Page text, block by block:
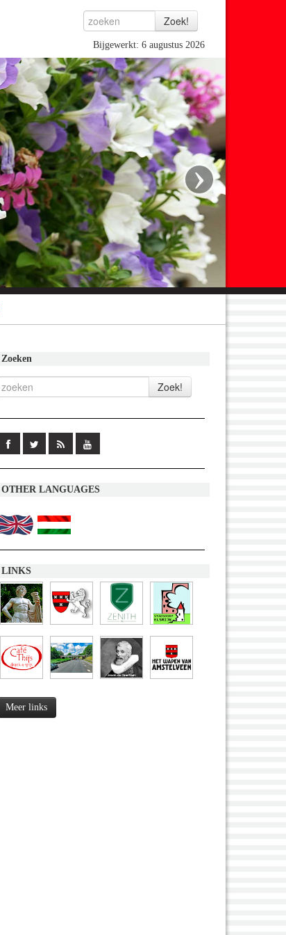
Bijgewerkt: 6 augustus 2026
›
Zoeken
OTHER LANGUAGES
LINKS
Meer links